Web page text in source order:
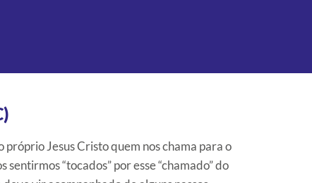
Jesus Cristo quem nos chama para o
“tocados” por esse “chamado” do